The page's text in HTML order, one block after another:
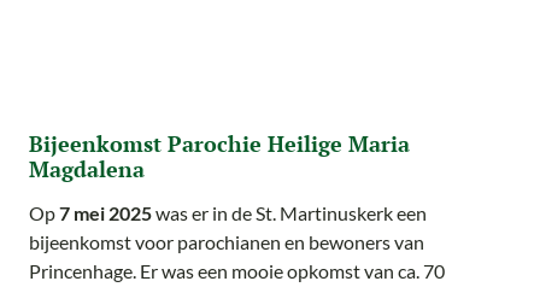
Bijeenkomst Parochie Heilige Maria
Magdalena
Op7 mei 2025was er in de St. Martinuskerk een
bijeenkomst voor parochianen en bewoners van
Princenhage. Er was een mooie opkomst van ca. 70